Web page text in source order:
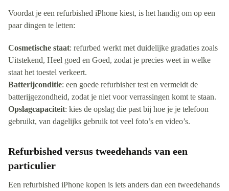
Voordat je een refurbished iPhone kiest, is het handig om op een
paar dingen te letten:
Cosmetische staat: refurbed werkt met duidelijke gradaties zoals
Uitstekend, Heel goed en Goed, zodat je precies weet in welke
staat het toestel verkeert.
Batterijconditie: een goede refurbisher test en vermeldt de
batterijgezondheid, zodat je niet voor verrassingen komt te staan.
Opslagcapaciteit: kies de opslag die past bij hoe je je telefoon
gebruikt, van dagelijks gebruik tot veel foto’s en video’s.
Refurbished versus tweedehands van een
particulier
Een refurbished iPhone kopen is iets anders dan een tweedehands